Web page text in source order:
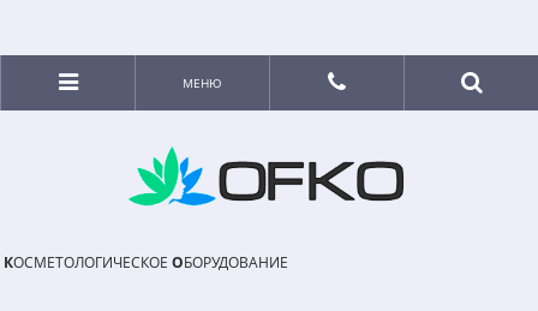
КОСМЕТОЛОГИЧЕСКОЕ ОБОРУДОВАНИЕ
МЕНЮ